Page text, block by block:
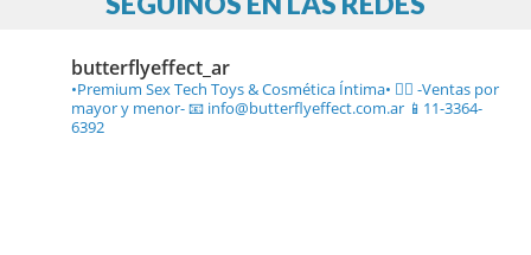
butterflyeffect_ar
•Premium Sex Tech Toys & Cosmética Íntima• ❤️‍🔥 -Ventas por
mayor y menor-📧 info@butterflyeffect.com.ar 📱11-3364-
6392